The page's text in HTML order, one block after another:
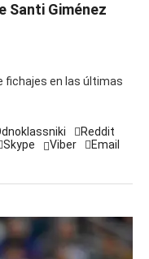
Santi Giménez
fichajes en las últimas
Reddit
Skype Viber Email